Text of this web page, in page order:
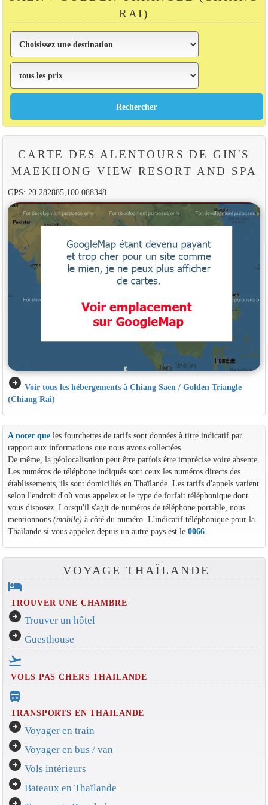
RAI)
CARTE DES ALENTOURS DE GIN'S
MAEKHONG VIEW RESORT AND SPA
GPS: 20.282885,100.088348
arrow_circle_right Voir tous les hébergements à Chiang Saen / Golden Triangle
(Chiang Rai)
A noter queles fourchettes de tarifs sont données à titre indicatif par
rapport aux informations que nous avons collectées.
De même, la géolocalisation peut être parfois être imprécise voire absente.
Les numéros de téléphone indiqués sont ceux les numéros directs des
établissements, ils sont domiciliés en Thaïlande. Les tarifs d'appels varient
selon l'endroit d'où vous appelez et le type de forfait téléphonique dont
vous disposez. Lorsqu'il s'agit de numéros de téléphone portable, nous
mentionnons (mobile)à côté du numéro. L'indicatif téléphonique pour la
Thaïlande si vous appelez depuis un autre pays est le 0066.
VOYAGE THAÏLANDE
hotel
TROUVER UNE CHAMBRE
arrow_circle_right Trouver un hôtel
arrow_circle_right Guesthouse
flight_takeoff
VOLS PAS CHERS THAILANDE
directions_bus_filled
TRANSPORTS EN THAILANDE
arrow_circle_right Voyager en train
arrow_circle_right Voyager en bus / van
arrow_circle_right Vols intérieurs
arrow_circle_right Bateaux en Thaïlande